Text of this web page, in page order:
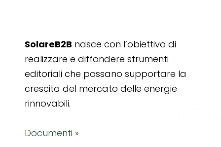
SolareB2B nasce con l’obiettivo di
realizzare e diffondere strumenti
editoriali che possano supportare la
crescita del mercato delle energie
rinnovabili.
Documenti »